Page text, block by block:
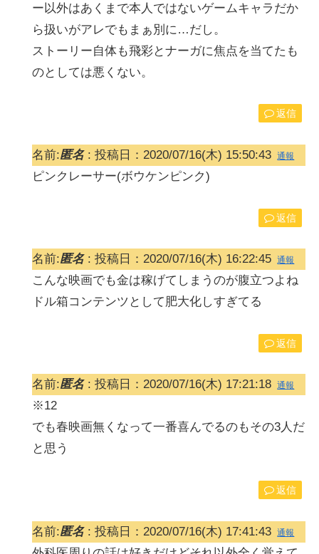
ー以外はあくまで本人ではないゲームキャラだか
ら扱いがアレでもまぁ別に…だし。
ストーリー自体も飛彩とナーガに焦点を当てたも
のとしては悪くない。
返信
名前:匿名: 投稿日：2020/07/16(木) 15:50:43 通報
ピンクレーサー(ボウケンピンク)
返信
名前:匿名: 投稿日：2020/07/16(木) 16:22:45 通報
こんな映画でも金は稼げてしまうのが腹立つよね
ドル箱コンテンツとして肥大化しすぎてる
返信
名前:匿名: 投稿日：2020/07/16(木) 17:21:18 通報
※12
でも春映画無くなって一番喜んでるのもその3人だ
と思う
返信
名前:匿名: 投稿日：2020/07/16(木) 17:41:43 通報